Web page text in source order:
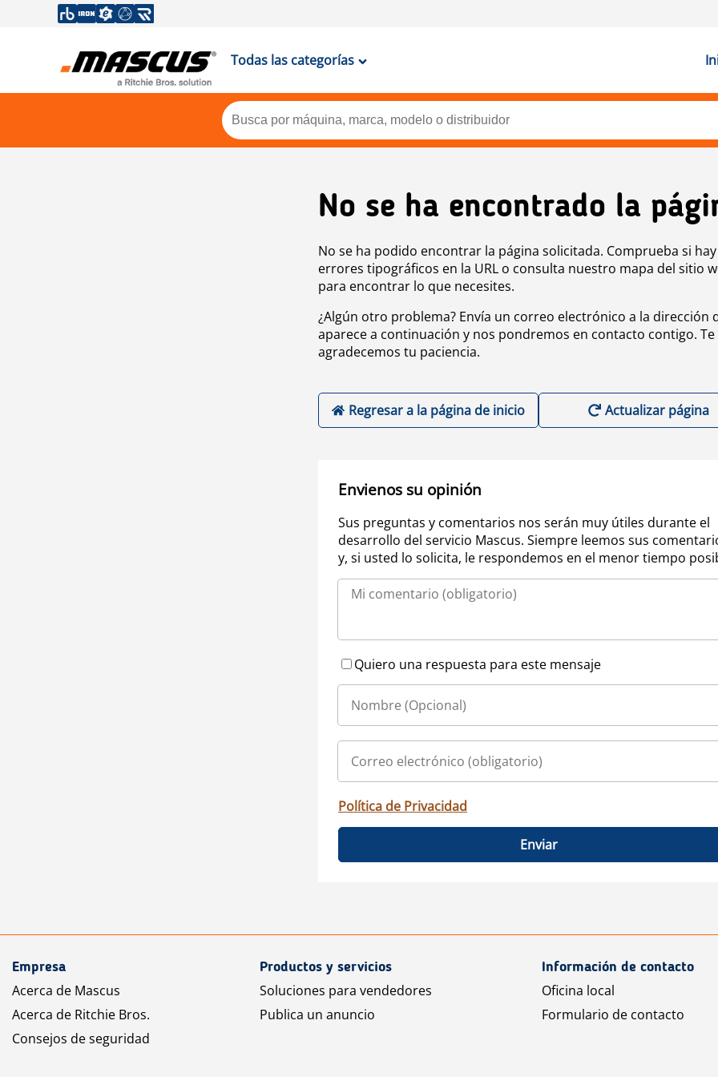
Todas las categorías
No se ha encontrado la
No se ha podido encontrar la página solicitada. Comprueba si hay
errores tipográficos en la URL o consulta nuestro mapa del sitio
para encontrar lo que necesites.
¿Algún otro problema? Envía un correo electrónico a la dirección
aparece a continuación y nos pondremos en contacto contigo. Te
agradecemos tu paciencia.
Regresar a la página de inicio Actualizar página
Envienos su opinión
Sus preguntas y comentarios nos serán muy útiles durante el
desarrollo del servicio Mascus. Siempre leemos sus
y, si usted lo solicita, le respondemos en el menor tiempo
Quiero una respuesta para este mensaje
Política de Privacidad
Enviar
Empresa
Acerca de Mascus
Acerca de Ritchie Bros.
Consejos de seguridad
Productos y servicios
Soluciones para vendedores
Publica un anuncio
Información de contacto
Oficina local
Formulario de contacto